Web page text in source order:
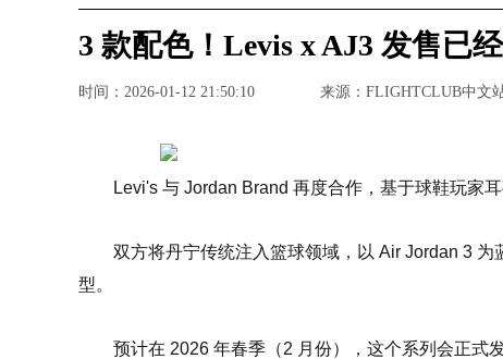
3 款配色！Levis x AJ3 发售已
时间：2026-01-12 21:50:10 来源：FLIGHTCLUB中文
Levi's 与 Jordan Brand 再度合作，基于球鞋玩家
双方将丹宁传统注入篮球领域，以 Air Jordan 3
型。
预计在 2026 年春季（2 月份），这个系列会正式发